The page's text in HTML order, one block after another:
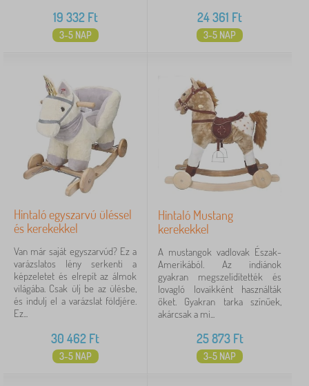
19 332Ft
3-5 NAP
24 361 Ft
3-5 NAP
Hintaló egyszarvú üléssel
és kerekekkel
Van már saját egyszarvúd? Ez a
varázslatos lény serkenti a
képzeletet és elrepít az álmok
világába. Csak ülj be az ülésbe,
és indulj el a varázslat földjére.
Ez...
30 462 Ft
3-5 NAP
Hintaló Mustang
kerekekkel
A mustangok vadlovak Észak-
Amerikából. Az indiánok
gyakran megszelídítették és
lovagló lovaikként használták
őket. Gyakran tarka színűek,
akárcsak a mi...
25 873Ft
3-5 NAP